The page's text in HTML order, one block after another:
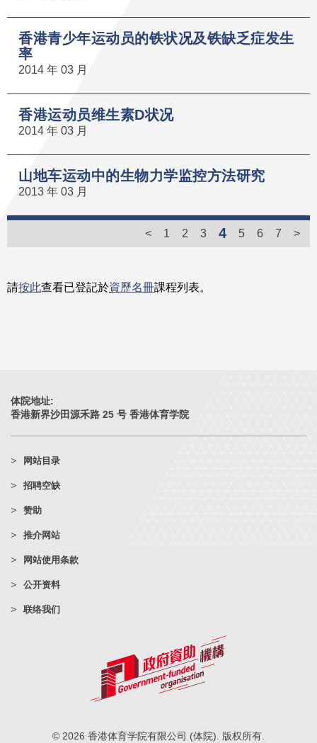
香港青少年运动员的铁状况及铁缺乏症发生
率
2014 年 03 月
香港运动员维生素D状况
2014 年 03 月
山地车运动中的生物力学监控方法研究
2013 年 03 月
< 1 2 3 4 5 6 7 >
請按此查看已登記於資歷名冊課程列表。
体院地址:
香港新界沙田源禾路 25 号 香港体育学院
网站目录
招聘空缺
赞助
推介网站
网站使用条款
公开资料
联络我们
© 2026 香港体育学院有限公司 (体院). 版权所有.